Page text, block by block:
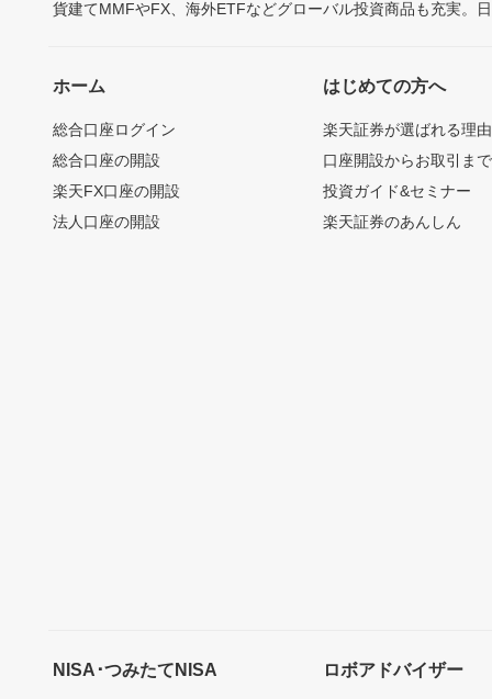
貨建てMMFやFX、海外ETFなどグローバル投資商品も充実。
ホーム
総合口座ログイン
総合口座の開設
楽天FX口座の開設
法人口座の開設
はじめての方へ
楽天証券が選ばれる理由
口座開設からお取引ま
投資ガイド&セミナー
楽天証券のあんしん
NISA･つみたてNISA ロボアドバイザー